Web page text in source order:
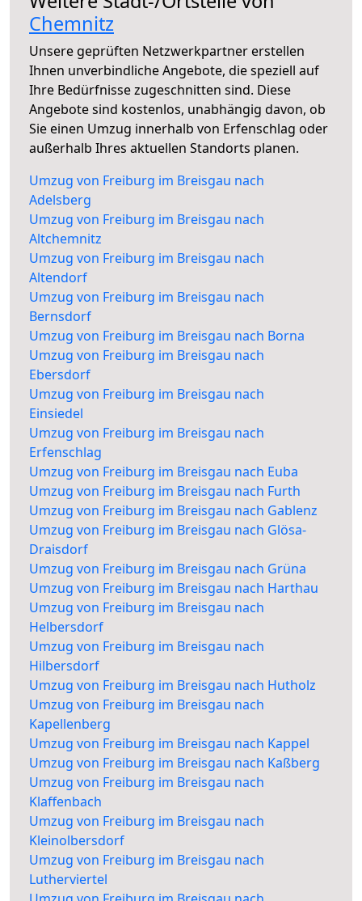
Chemnitz
Unsere geprüften Netzwerkpartner erstellen
Ihnen unverbindliche Angebote, die speziell auf
Ihre Bedürfnisse zugeschnitten sind. Diese
Angebote sind kostenlos, unabhängig davon, ob
Sie einen Umzug innerhalb von Erfenschlag oder
außerhalb Ihres aktuellen Standorts planen.
Umzug von Freiburg im Breisgau nach
Adelsberg
Umzug von Freiburg im Breisgau nach
Altchemnitz
Umzug von Freiburg im Breisgau nach
Altendorf
Umzug von Freiburg im Breisgau nach
Bernsdorf
Umzug von Freiburg im Breisgau nach Borna
Umzug von Freiburg im Breisgau nach
Ebersdorf
Umzug von Freiburg im Breisgau nach
Einsiedel
Umzug von Freiburg im Breisgau nach
Erfenschlag
Umzug von Freiburg im Breisgau nach Euba
Umzug von Freiburg im Breisgau nach Furth
Umzug von Freiburg im Breisgau nach Gablenz
Umzug von Freiburg im Breisgau nach Glösa-
Draisdorf
Umzug von Freiburg im Breisgau nach Grüna
Umzug von Freiburg im Breisgau nach Harthau
Umzug von Freiburg im Breisgau nach
Helbersdorf
Umzug von Freiburg im Breisgau nach
Hilbersdorf
Umzug von Freiburg im Breisgau nach Hutholz
Umzug von Freiburg im Breisgau nach
Kapellenberg
Umzug von Freiburg im Breisgau nach Kappel
Umzug von Freiburg im Breisgau nach Kaßberg
Umzug von Freiburg im Breisgau nach
Klaffenbach
Umzug von Freiburg im Breisgau nach
Kleinolbersdorf
Umzug von Freiburg im Breisgau nach
Lutherviertel